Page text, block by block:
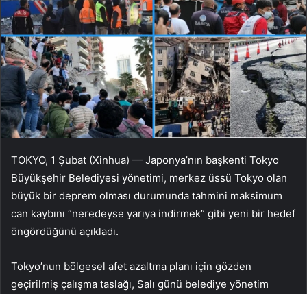
TOKYO, 1 Şubat (Xinhua) — Japonya’nın başkenti Tokyo
Büyükşehir Belediyesi yönetimi, merkez üssü Tokyo olan
büyük bir deprem olması durumunda tahmini maksimum
can kaybını “neredeyse yarıya indirmek” gibi yeni bir hedef
öngördüğünü açıkladı.
Tokyo’nun bölgesel afet azaltma planı için gözden
geçirilmiş çalışma taslağı, Salı günü belediye yönetim